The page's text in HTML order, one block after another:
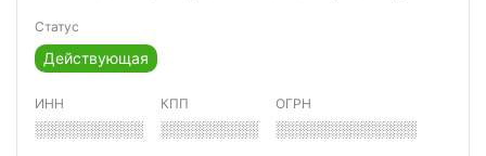
Статус
Действующая
ИНН
░░░░░░░░░░
КПП
░░░░░░░░░
ОГРН
░░░░░░░░░░░░░